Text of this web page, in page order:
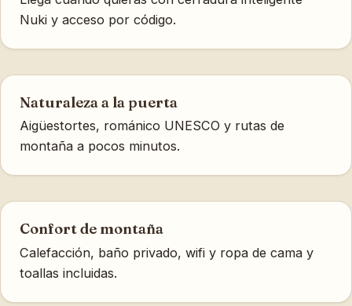
Nuki y acceso por código.
Naturaleza a la puerta
Aigüestortes, románico UNESCO y rutas de
montaña a pocos minutos.
Confort de montaña
Calefacción, baño privado, wifi y ropa de cama y
toallas incluidas.